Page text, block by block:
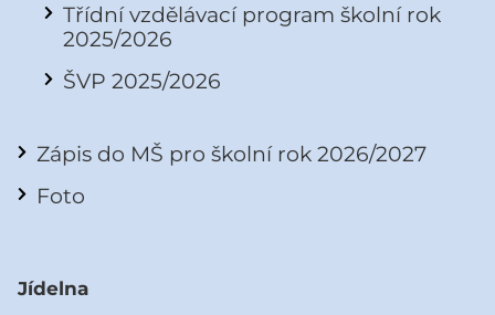
Třídní vzdělávací program školní rok
2025/2026
ŠVP 2025/2026
Zápis do MŠ pro školní rok 2026/2027
Foto
Jídelna